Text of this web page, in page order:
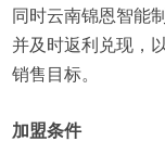
同时云南锦恩智能
并及时返利兑现，
销售目标。
加盟条件